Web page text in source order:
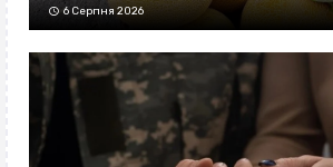
6 Серпня 2026